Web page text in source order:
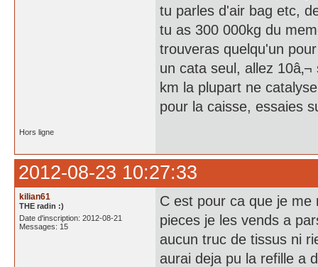
tu parles d'air bag etc,
tu as 300 000kg du
trouveras quelqu'un
un cata seul, allez
km la plupart ne
pour la caisse, essaies
Hors ligne
2012-08-23 10:27:33
kilian61
THE radin :)
Date d'inscription: 2012-08-21
Messages: 15
C est pour ca que je
pieces je les vends a
aucun truc de tissus ni
aurai deja pu la refille a